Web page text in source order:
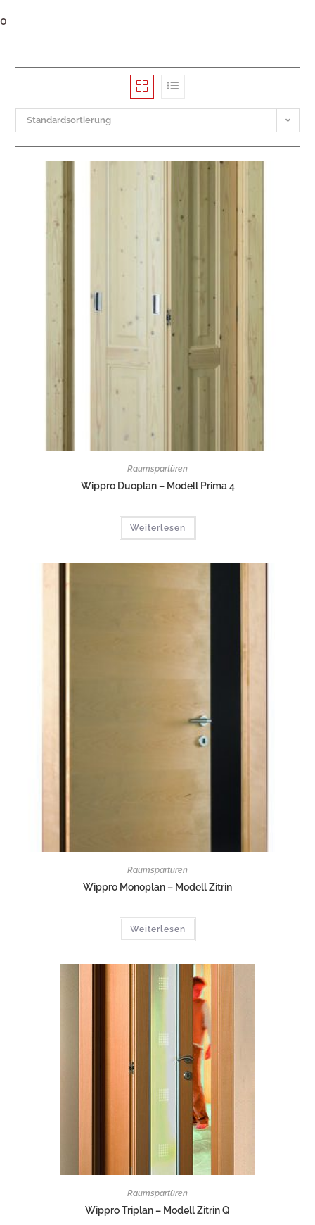
0
Standardsortierung
Raumspartüren
Wippro Duoplan – Modell Prima 4
Weiterlesen
Raumspartüren
Wippro Monoplan – Modell Zitrin
Weiterlesen
Raumspartüren
Wippro Triplan – Modell Zitrin Q